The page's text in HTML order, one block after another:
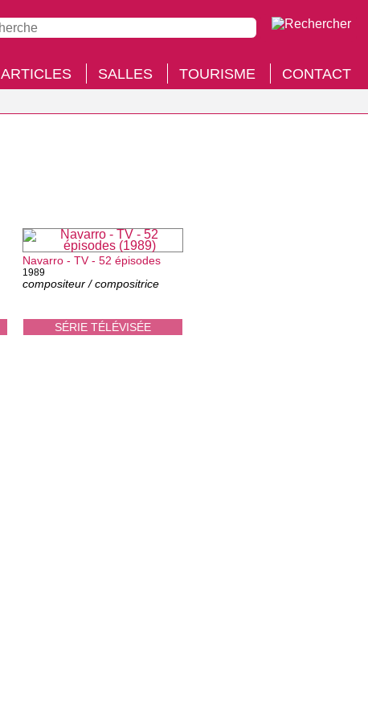
ARTICLES SALLES TOURISME CONTACT
SÉRIE TÉLÉVISÉE
Navarro - TV - 52 épisodes
1989
compositeur / compositrice